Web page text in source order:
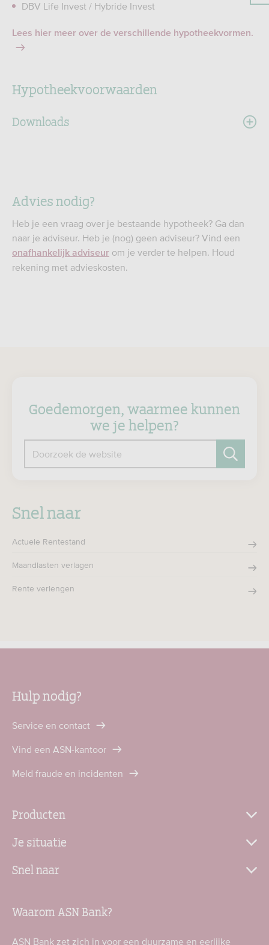
DBV Life Invest / Hybride Invest
Lees hier meer over de verschillende hypotheekvormen.
Hypotheekvoorwaarden
Downloads
Advies nodig?
Heb je een vraag over je bestaande hypotheek? Ga dan
naar je adviseur. Heb je (nog) geen adviseur? Vind een
onafhankelijk adviseur om je verder te helpen. Houd
rekening met advieskosten.
Goedemorgen, waarmee kunnen
we je helpen?
Doorzoek de website
Snel naar
Actuele Rentestand
Maandlasten verlagen
Rente verlengen
Hulp nodig?
Service en contact
Vind een ASN-kantoor
Meld fraude en incidenten
Producten
Je situatie
Snel naar
Waarom ASN Bank?
ASN Bank zet zich in voor een duurzame en eerlijke